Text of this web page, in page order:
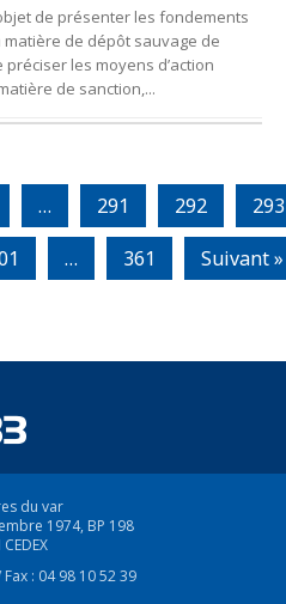
de présenter les fondements
de dépôt sauvage de
les moyens d’action
de sanction,...
… 291 292 293
… 361 Suivant »
du var
1974, BP 198
: 04 98 10 52 39